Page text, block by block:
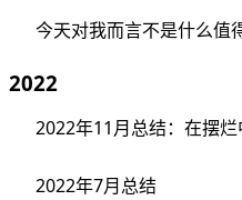
今天对我而言不是什么值
2022
2022年11月总结：在摆
2022年7月总结